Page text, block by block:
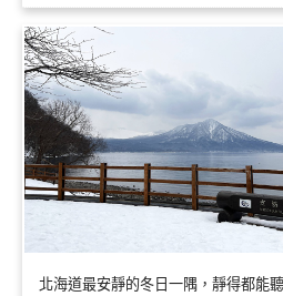
北海道最安靜的冬日一隅，靜得都能